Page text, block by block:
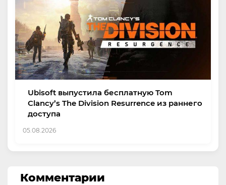
Ubisoft выпустила бесплатную Tom
Clancy’s The Division Resurrence из раннего
доступа
05.08.2026
Комментарии